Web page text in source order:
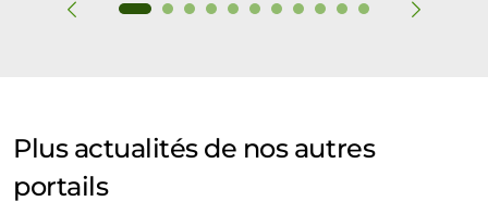
Plus actualités de nos autres
portails